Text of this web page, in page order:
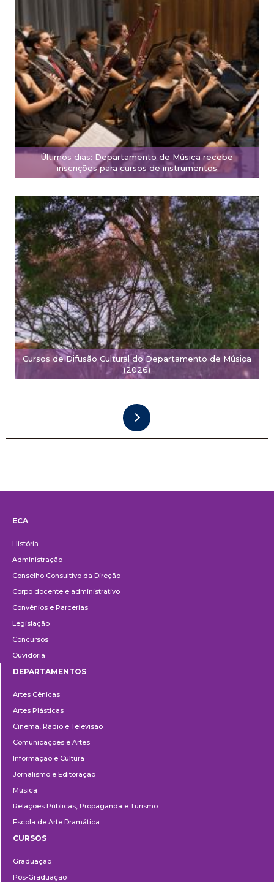
Últimos dias: Departamento de Música recebe
inscrições para cursos de instrumentos
Cursos de Difusão Cultural do Departamento de Música
(2026)
ECA
História
Administração
Conselho Consultivo da Direção
Corpo docente e administrativo
Convênios e Parcerias
Legislação
Concursos
Ouvidoria
DEPARTAMENTOS
Artes Cênicas
Artes Plásticas
Cinema, Rádio e Televisão
Comunicações e Artes
Informação e Cultura
Jornalismo e Editoração
Música
Relações Públicas, Propaganda e Turismo
Escola de Arte Dramática
CURSOS
Graduação
Pós-Graduação